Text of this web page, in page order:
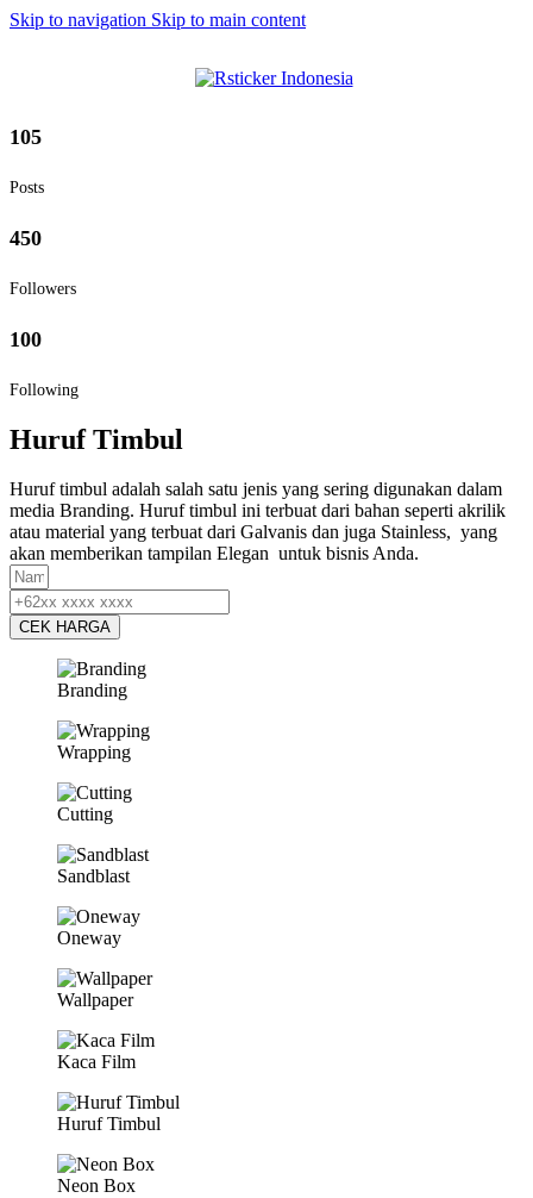
Skip to navigation Skip to main content
105
Posts
450
Followers
100
Following
Huruf Timbul
Huruf timbul adalah salah satu jenis yang sering digunakan dalam
media Branding. Huruf timbul ini terbuat dari bahan seperti akrilik
atau material yang terbuat dari Galvanis dan juga Stainless, yang
akan memberikan tampilan Elegan untuk bisnis Anda.
CEK HARGA
Branding
Wrapping
Cutting
Sandblast
Oneway
Wallpaper
Kaca Film
Huruf Timbul
Neon Box